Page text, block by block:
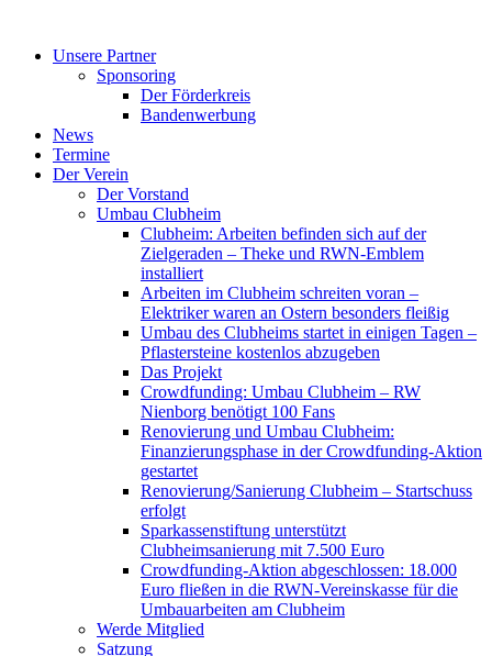
springenUnsere Partner
Sponsoring
Der Förderkreis
Bandenwerbung
News
Termine
Der Verein
Der Vorstand
Umbau Clubheim
Clubheim: Arbeiten befinden sich auf der
Zielgeraden – Theke und RWN-Emblem
installiert
Arbeiten im Clubheim schreiten voran –
Elektriker waren an Ostern besonders fleißig
Umbau des Clubheims startet in einigen Tagen –
Pflastersteine kostenlos abzugeben
Das Projekt
Crowdfunding: Umbau Clubheim – RW
Nienborg benötigt 100 Fans
Renovierung und Umbau Clubheim:
Finanzierungsphase in der Crowdfunding-Aktion
gestartet
Renovierung/Sanierung Clubheim – Startschuss
erfolgt
Sparkassenstiftung unterstützt
Clubheimsanierung mit 7.500 Euro
Crowdfunding-Aktion abgeschlossen: 18.000
Euro fließen in die RWN-Vereinskasse für die
Umbauarbeiten am Clubheim
Werde Mitglied
Satzung